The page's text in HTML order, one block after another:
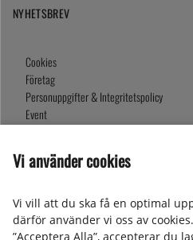
NYHETSBREV
Cookies
Företag
Personuppgifter & Integritetspolicy
Event
Om oss
Presentkort
Vi använder cookies
Vi vill att du ska få en optimal
därför använder vi oss av
”Acceptera Alla”, accepterar du